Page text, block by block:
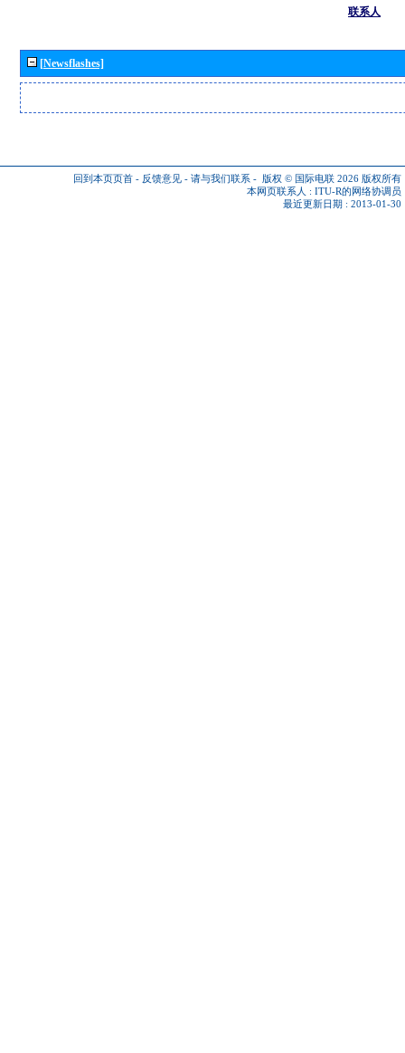
联系人
[Newsflashes]
回到本页页首 - 反馈意见 - 请与我们联系 - 版权 © 国际电联 2026 版权所有
本网页联系人 : ITU-R的网络协调员
最近更新日期 : 2013-01-30